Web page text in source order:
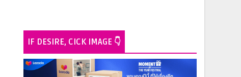
IF DESIRE, CICK IMAGE 👇